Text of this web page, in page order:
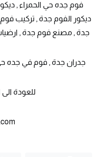
فوم جده حي الحمراء ,
ديكور الفوم جدة , تركيب
جدة , مصنع فوم جدة ,
جدران جدة , فوم في جده حي
للعودة